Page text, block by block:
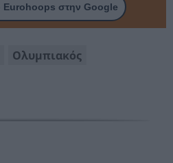
Eurohoops στην Google
Ολυμπιακός